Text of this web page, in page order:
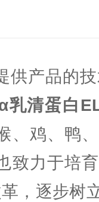
供产品的
乳清蛋白
、鸡、鸭
致力于培
，逐步树